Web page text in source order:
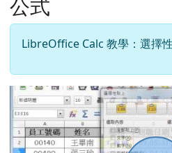
公式
LibreOffice Calc 教學：選擇